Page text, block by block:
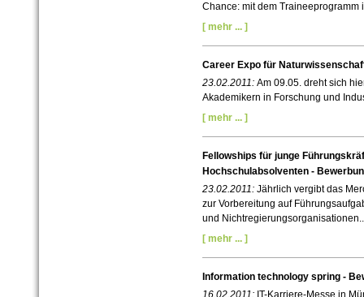
Chance: mit dem Traineeprogramm
[ mehr ... ]
Career Expo für
23.02.2011: Am 09.05. dreht sich
Akademikern in Forschung und
[ mehr ... ]
Fellowships für junge
Hochschulabsolventen -
23.02.2011: Jährlich vergibt das
zur Vorbereitung auf
und
[ mehr ... ]
Information technology spring -